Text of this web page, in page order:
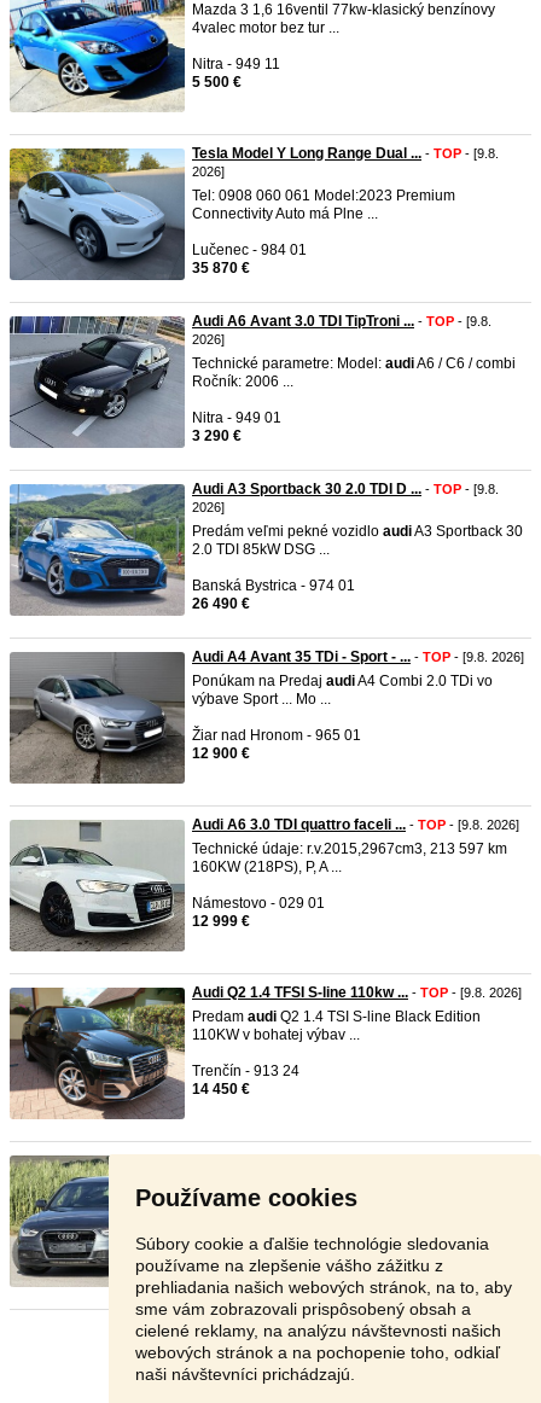
Používame cookies
Súbory cookie a ďalšie technológie sledovania
používame na zlepšenie vášho zážitku z
prehliadania našich webových stránok, na to, aby
sme vám zobrazovali prispôsobený obsah a
cielené reklamy, na analýzu návštevnosti našich
webových stránok a na pochopenie toho, odkiaľ
naši návštevníci prichádzajú.
Mazda 3 1,6 16ventil 77kw-klasický benzínovy
4valec motor bez tur ...
Nitra - 949 11
5 500 €
Tesla Model Y Long Range Dual ... - TOP - [9.8.
2026]
Tel: 0908 060 061 Model:2023 Premium
Connectivity Auto má Plne ...
Lučenec - 984 01
35 870 €
Audi A6 Avant 3.0 TDI TipTroni ... - TOP - [9.8.
2026]
Technické parametre: Model: audiA6 / C6 / combi
Ročník: 2006 ...
Nitra - 949 01
3 290 €
Audi A3 Sportback 30 2.0 TDI D ... - TOP - [9.8.
2026]
Predám veľmi pekné vozidlo audiA3 Sportback 30
2.0 TDI 85kW DSG ...
Banská Bystrica - 974 01
26 490 €
Audi A4 Avant 35 TDi - Sport - ... - TOP - [9.8. 2026]
Ponúkam na Predaj audiA4 Combi 2.0 TDi vo
výbave Sport ... Mo ...
Žiar nad Hronom - 965 01
12 900 €
Audi A6 3.0 TDI quattro faceli ... - TOP - [9.8. 2026]
Technické údaje: r.v.2015,2967cm3, 213 597 km
160KW (218PS), P, A ...
Námestovo - 029 01
12 999 €
Audi Q2 1.4 TFSI S-line 110kw ... - TOP - [9.8. 2026]
Predam audi Q2 1.4 TSI S-line Black Edition
110KW v bohatej výbav ...
Trenčín - 913 24
14 450 €
✅ AUTO NEHAVAROVANÉ ✅ BEZ HRDZE ✅
Martin - 036 01
10 599 €
Stránka: 1 2 3 Ďalšia